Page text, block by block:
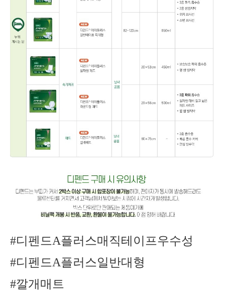
#디펜드A플러스매직테이프우수성
#디펜드A플러스일반대형
#깔개매트